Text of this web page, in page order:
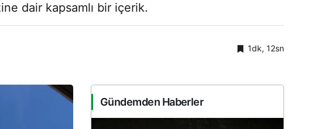
dair kapsamlı bir içerik.
1dk, 12sn
Gündemden Haberler